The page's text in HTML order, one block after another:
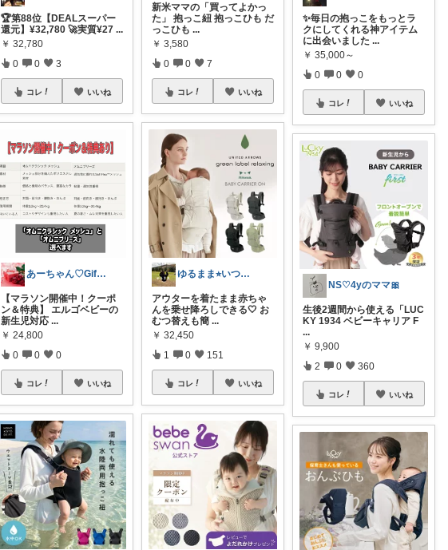
🏆第88位【DEALスーパー
還元】¥32,780 🚀実質¥27 ...
￥ 32,780
0 0 3
コレ いいね
あーちゃん♡Giftで選びたい商品🌹
【マラソン開催中！クーポ
ン＆特典】 エルゴベビーの
新生児対応 ...
￥ 24,800
0 0 0
コレ いいね
新米ママの「買ってよかっ
た」 抱っこ紐 抱っこひも だ
っこひも ...
￥ 3,580
0 0 7
コレ いいね
ゆるまま⭐︎いつもありがとうございます✨
アウターを着たまま赤ちゃ
んを乗せ降ろしできる🤍 お
むつ替えも簡 ...
￥ 32,450
1 0 151
コレ いいね
✨毎日の抱っこをもっとラ
クにしてくれる神アイテム
に出会いました ...
￥ 35,000～
0 0 0
コレ いいね
NS♡4yのママ🎀
生後2週間から使える「LUC
KY 1934 ベビーキャリア F
...
￥ 9,900
2 0 360
コレ いいね